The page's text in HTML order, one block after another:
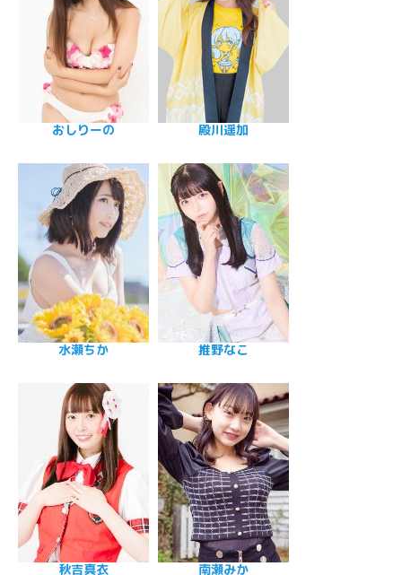
おしりーの 殿川遥加
水瀬ちか 推野なこ
秋吉真衣 南瀬みか